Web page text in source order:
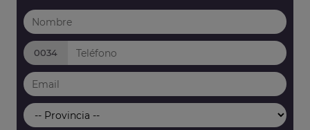
0034